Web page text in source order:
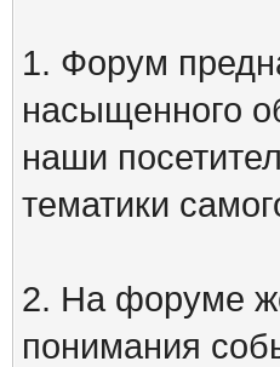
1. Форум
насыщенного
наши
тематики
2. На форуме
понимания